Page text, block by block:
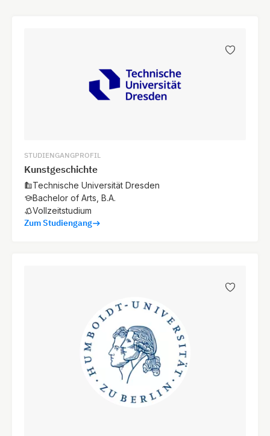
STUDIENGANGPROFIL
Kunstgeschichte
Technische Universität Dresden
Bachelor of Arts, B.A.
Vollzeitstudium
Zum Studiengang